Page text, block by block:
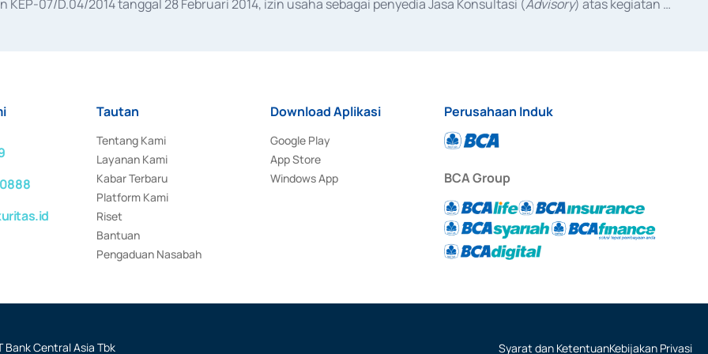
KEP-07/D.04/2014 tanggal 28 Februari 2014, izin usaha sebagai penyedia Jasa Konsultasi (Advisory) atas kegiatan
Tautan
Tentang Kami
Layanan Kami
Kabar Terbaru
Platform Kami
Riset
Bantuan
Pengaduan Nasabah
Download Aplikasi
Google Play
App Store
Windows App
Perusahaan Induk
BCA Group
Bank Central Asia Tbk
Syarat dan KetentuanKebijakan Privasi